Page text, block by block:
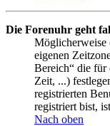
Die Forenuhr geht
Möglicherweise
eigenen
Bereich“ die für
Zeit, ...)
registrierten
registriert bist,
Nach oben